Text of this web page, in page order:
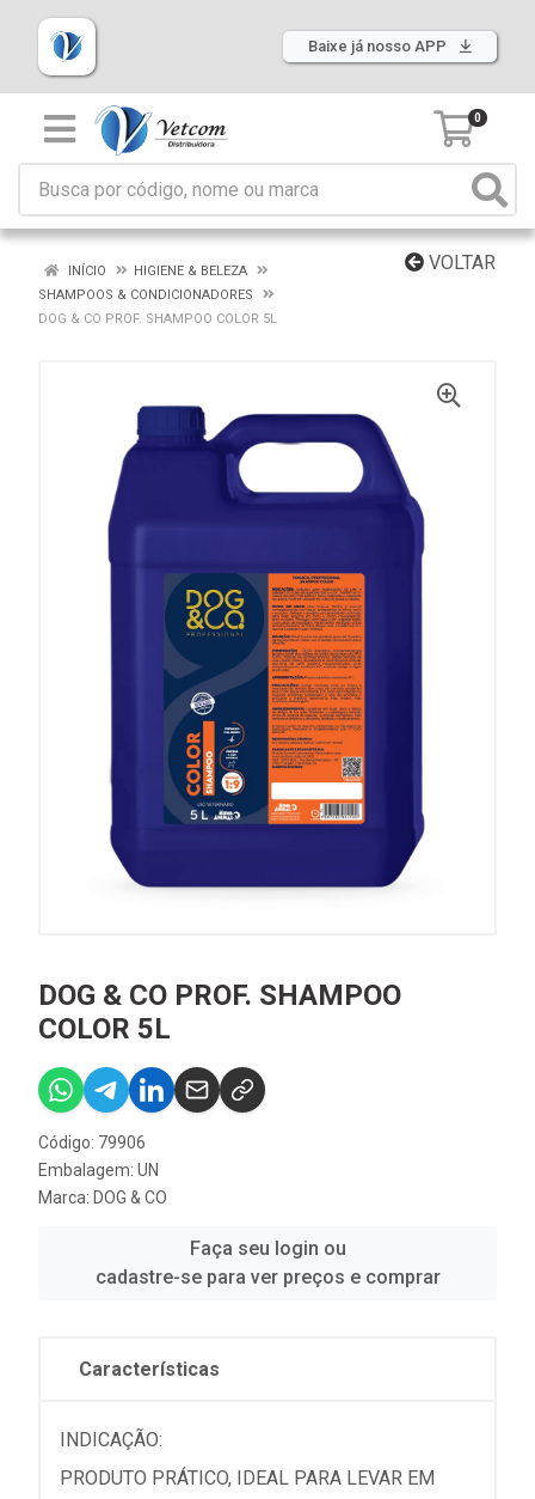
Baixe já nosso APP
0
VOLTAR
INÍCIO
HIGIENE & BELEZA
SHAMPOOS & CONDICIONADORES
DOG & CO PROF. SHAMPOO COLOR 5L
DOG & CO PROF. SHAMPOO
COLOR 5L
Código: 79906
Embalagem: UN
Marca: DOG & CO
Faça seu login ou
cadastre-se para ver preços e comprar
Características
INDICAÇÃO:
PRODUTO PRÁTICO, IDEAL PARA LEVAR EM